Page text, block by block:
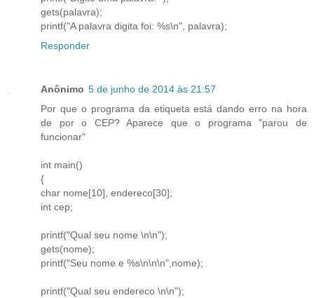
gets(palavra);
printf("A palavra digita foi: %s\n", palavra);
Responder
Anônimo 5 de junho de 2014 às 21:57
Por que o programa da etiqueta está dando erro na hora
de por o CEP? Aparece que o programa "parou de
funcionar"
int main()
{
char nome[10], endereco[30];
int cep;
printf("Qual seu nome \n\n");
gets(nome);
printf("Seu nome e %s\n\n\n",nome);
printf("Qual seu endereco \n\n");